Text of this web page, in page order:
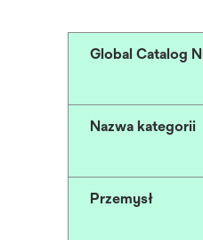
Global Catalog
Nazwa kategorii
Przemysł